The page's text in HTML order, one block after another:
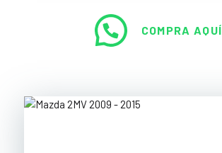
COMPRA AQUÍ